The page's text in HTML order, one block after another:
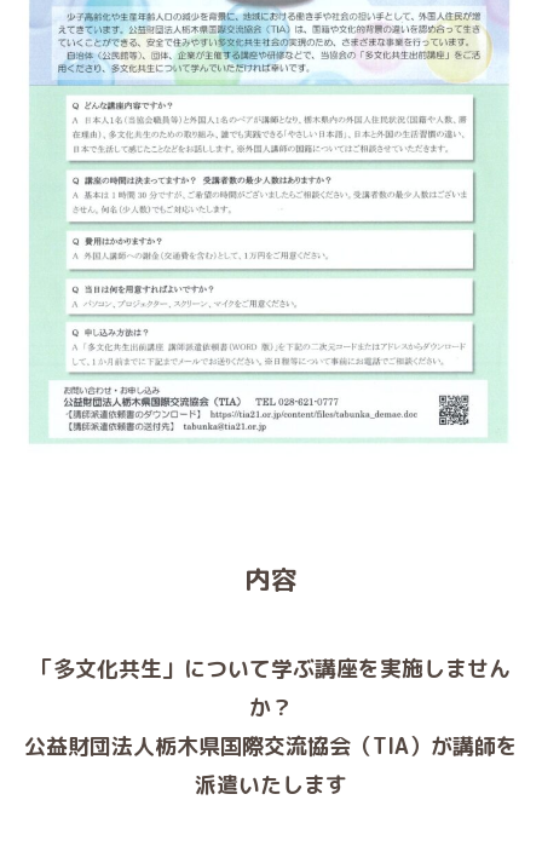
内容
「多文化共生」について学ぶ講座を実施しません
か？
公益財団法人栃木県国際交流協会（TIA）が講師を
派遣いたします